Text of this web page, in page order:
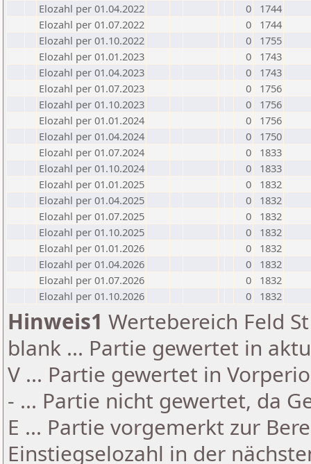
Elozahl per 01.04.2022
0
1744
Elozahl per 01.07.2022
0
1744
Elozahl per 01.10.2022
0
1755
Elozahl per 01.01.2023
0
1743
Elozahl per 01.04.2023
0
1743
Elozahl per 01.07.2023
0
1756
Elozahl per 01.10.2023
0
1756
Elozahl per 01.01.2024
0
1756
Elozahl per 01.04.2024
0
1750
Elozahl per 01.07.2024
0
1833
Elozahl per 01.10.2024
0
1833
Elozahl per 01.01.2025
0
1832
Elozahl per 01.04.2025
0
1832
Elozahl per 01.07.2025
0
1832
Elozahl per 01.10.2025
0
1832
Elozahl per 01.01.2026
0
1832
Elozahl per 01.04.2026
0
1832
Elozahl per 01.07.2026
0
1832
Elozahl per 01.10.2026
0 1832
Hinweis1 Wertebereich Feld
blank ... Partie gewertet in
V ... Partie gewertet in
- ... Partie nicht gewertet, da
E ... Partie vorgemerkt zur
Einstiegselozahl in der